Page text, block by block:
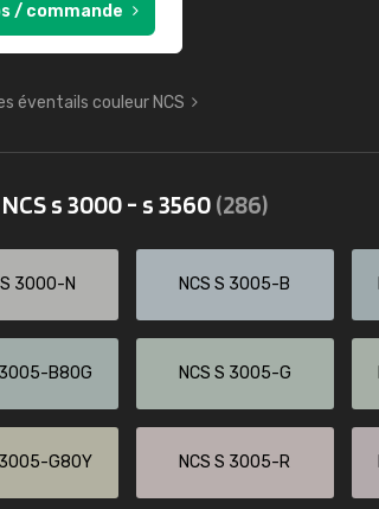
/ commande
éventails couleur NCS
s 3000 - s 3560(286)
S 3000-N NCS S 3005-B
3005-B80G NCS S 3005-G
3005-G80Y NCS S 3005-R